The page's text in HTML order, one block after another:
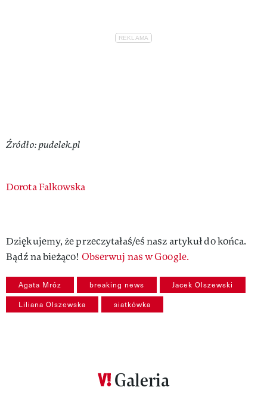
Źródło: pudelek.pl
Authors
Dorota Falkowska
Dziękujemy, że przeczytałaś/eś nasz artykuł do końca.
Bądź na bieżąco! Obserwuj nas w Google.
Agata Mróz breaking news Jacek Olszewski
Liliana Olszewska siatkówka
Galeria